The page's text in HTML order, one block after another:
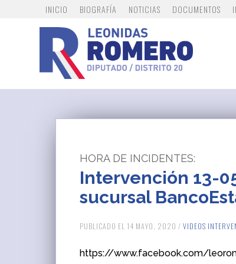
INICIO BIOGRAFÍA NOTICIAS DOCUMENTOS
HORA DE INCIDENTES:
Intervención 13-
sucursal
PUBLICADO EL 14 MAYO, 2020 /VIDEOS
https://www.facebook.com/